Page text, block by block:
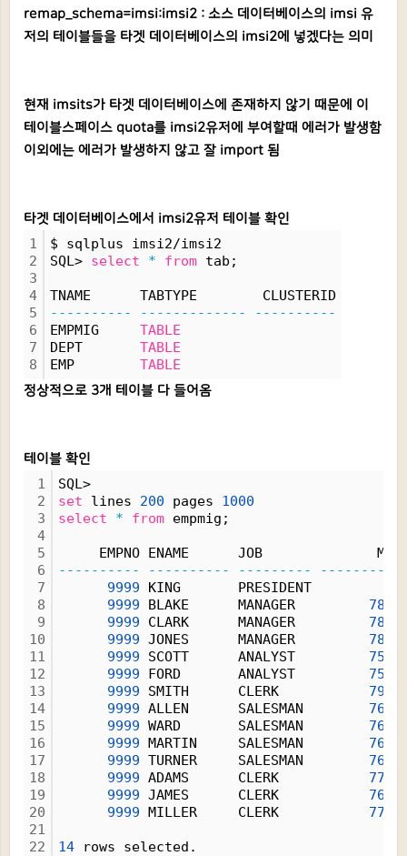
remap_schema=imsi:imsi2 : 소스 데이터베이스의 imsi 유
저의 테이블들을 타겟 데이터베이스의 imsi2에 넣겠다는 의미
현재 imsits가 타겟 데이터베이스에 존재하지 않기 때문에 이
테이블스페이스 quota를 imsi2유저에 부여할때 에러가 발생함
이외에는 에러가 발생하지 않고 잘 import 됨
타겟 데이터베이스에서 imsi2유저 테이블 확인
1
2
3
4
5
6
7
8
$ sqlplus imsi2/imsi2
SQL> select * from tab;
TNAME      TABTYPE        CLUSTERID
----------
-------------
----------
EMPMIG TABLE
DEPT TABLE
EMP TABLE
정상적으로 3개 테이블 다 들어옴
테이블 확인
1
2
3
4
5
6
7
8
9
10
11
12
13
14
15
16
17
18
19
20
21
22
SQL>
set lines 200 pages 1000
select
* from empmig;
EMPNO ENAME      JOB              MGR
----------
---------- ---------
----------
9999 KING
9999 BLAKE      MANAGER 7839
9999 CLARK      MANAGER 7839
9999 JONES      MANAGER 7839
9999 SCOTT      ANALYST 7566
9999 FORD       ANALYST 7566
9999 SMITH      CLERK 7902
9999 ALLEN      SALESMAN 7698
9999 WARD       SALESMAN 7698
9999 MARTIN     SALESMAN 7698
9999 TURNER     SALESMAN 7698
9999 ADAMS      CLERK 7788
9999 JAMES      CLERK 7698
9999 MILLER     CLERK 7782
14 rows selected.